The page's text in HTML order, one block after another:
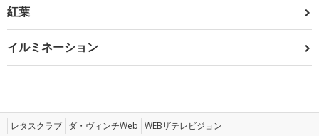
紅葉
イルミネーション
レタスクラブ ダ・ヴィンチWeb WEBザテレビジョン